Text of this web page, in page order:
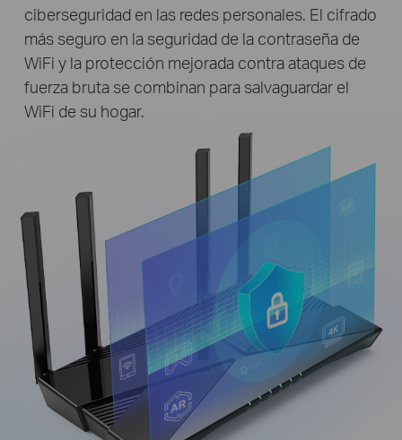
ciberseguridad en las redes personales. El cifrado
más seguro en la seguridad de la contraseña de
WiFi y la protección mejorada contra ataques de
fuerza bruta se combinan para salvaguardar el
WiFi de su hogar.